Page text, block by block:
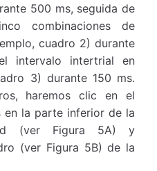
500 ms, seguida de
combinaciones de
cuadro 2) durante
intervalo intertrial en
3) durante 150 ms.
haremos clic en el
en la parte inferior de la
(ver Figura 5A) y
(ver Figura 5B) de la